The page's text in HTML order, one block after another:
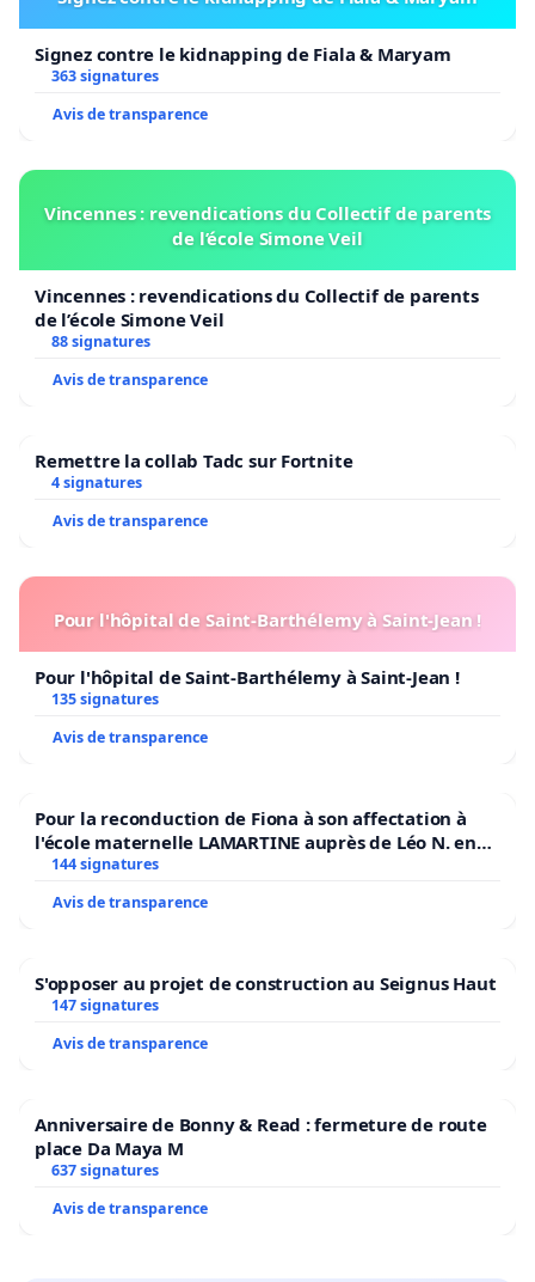
Signez contre le kidnapping de Fiala & Maryam
363 signatures
Avis de transparence
Vincennes : revendications du Collectif de parents
de l’école Simone Veil
Vincennes : revendications du Collectif de parents
de l’école Simone Veil
88 signatures
Avis de transparence
Remettre la collab Tadc sur Fortnite
4 signatures
Avis de transparence
Pour l'hôpital de Saint-Barthélemy à Saint-Jean !
Pour l'hôpital de Saint-Barthélemy à Saint-Jean !
135 signatures
Avis de transparence
Pour la reconduction de Fiona à son affectation à
l'école maternelle LAMARTINE auprès de Léo N. en
2026/2027
144 signatures
Avis de transparence
S'opposer au projet de construction au Seignus Haut
147 signatures
Avis de transparence
Anniversaire de Bonny & Read : fermeture de route
place Da Maya M
637 signatures
Avis de transparence